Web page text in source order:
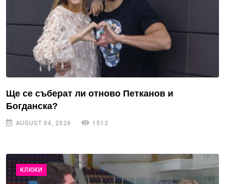
Ще се съберат ли отново Петканов и
Богданска?
AUGUST 04, 2026 1512
КЛЮКИ